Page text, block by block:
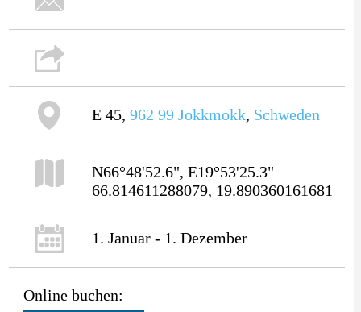
E 45, 962 99 Jokkmokk, Schweden
N66°48'52.6", E19°53'25.3"
66.814611288079, 19.890360161681
1. Januar - 1. Dezember
Online buchen: